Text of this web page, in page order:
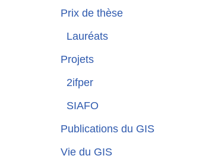
Prix de thèse
Lauréats
Projets
2ifper
SIAFO
Publications du GIS
Vie du GIS